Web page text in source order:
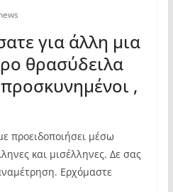
για άλλη μια
θρασύδειλα
,
προειδοποιήσει μέσω
και μισέλληνες. Δε σας
Ερχόμαστε